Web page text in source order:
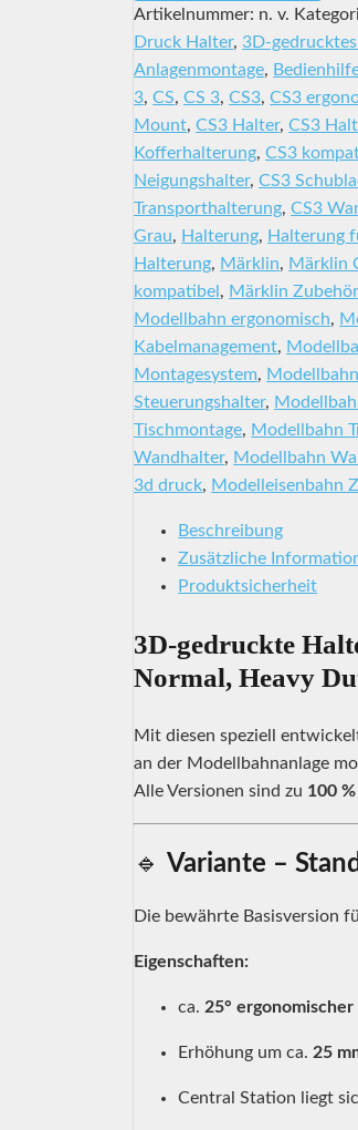
Artikelnummer: n. v.
Druck Halter, 3D-
Anlagenmontage,
3,CS,CS 3,CS3,CS3
Mount,CS3 Halter,CS3
Kofferhalterung,CS3
Neigungshalter,CS3
Transporthalterung,CS3
Grau, Halterung, Halterung
Halterung, Märklin, Märklin
kompatibel , Märklin Zubehör
Modellbahn ergonomisch,
Kabelmanagement,
Montagesystem,
Steuerungshalter,
Tischmontage, Modellbahn
Wandhalter, Modellbahn
3d druck, Modelleisenbahn
Beschreibung
Zusätzliche
Produktsicherheit
3D-gedruckte
Normal, Heavy
Mit diesen speziell
an der Modellbahnanlage
Alle Versionen sind zu 100
🔹Variante –
Die bewährte Basisversion
Eigenschaften:
ca. 25°
Erhöhung um ca. 25
Central Station liegt